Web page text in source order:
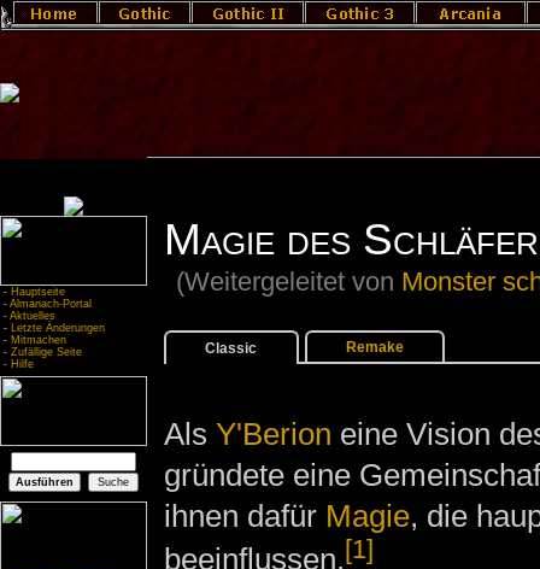
- Hauptseite
- Almanach-Portal
- Aktuelles
- Letzte Änderungen
- Mitmachen
- Zufällige Seite
- Hilfe
Magie des
(Weitergeleitet von Monster
Classic Remake
Als Y'Berion eine Vision
gründete eine
ihnen dafür Magie, die
beeinflussen.[1]